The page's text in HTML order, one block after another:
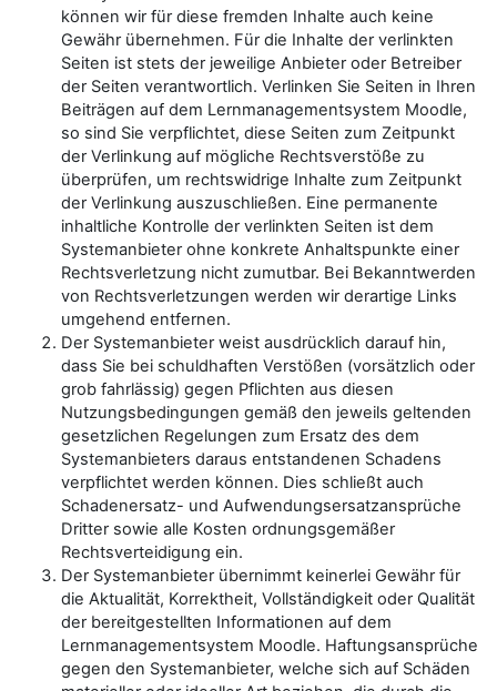
können wir für diese fremden Inhalte auch keine
Gewähr übernehmen. Für die Inhalte der verlinkten
Seiten ist stets der jeweilige Anbieter oder Betreiber
der Seiten verantwortlich. Verlinken Sie Seiten in Ihren
Beiträgen auf dem Lernmanagementsystem Moodle,
so sind Sie verpflichtet, diese Seiten zum Zeitpunkt
der Verlinkung auf mögliche Rechtsverstöße zu
überprüfen, um rechtswidrige Inhalte zum Zeitpunkt
der Verlinkung auszuschließen. Eine permanente
inhaltliche Kontrolle der verlinkten Seiten ist dem
Systemanbieter ohne konkrete Anhaltspunkte einer
Rechtsverletzung nicht zumutbar. Bei Bekanntwerden
von Rechtsverletzungen werden wir derartige Links
umgehend entfernen.
Der Systemanbieter weist ausdrücklich darauf hin,
dass Sie bei schuldhaften Verstößen (vorsätzlich oder
grob fahrlässig) gegen Pflichten aus diesen
Nutzungsbedingungen gemäß den jeweils geltenden
gesetzlichen Regelungen zum Ersatz des dem
Systemanbieters daraus entstandenen Schadens
verpflichtet werden können. Dies schließt auch
Schadenersatz- und Aufwendungsersatzansprüche
Dritter sowie alle Kosten ordnungsgemäßer
Rechtsverteidigung ein.
Der Systemanbieter übernimmt keinerlei Gewähr für
die Aktualität, Korrektheit, Vollständigkeit oder Qualität
der bereitgestellten Informationen auf dem
Lernmanagementsystem Moodle. Haftungsansprüche
gegen den Systemanbieter, welche sich auf Schäden